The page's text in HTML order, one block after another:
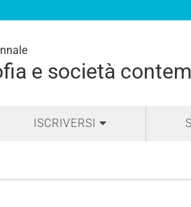
e società
ISCRIVERSI